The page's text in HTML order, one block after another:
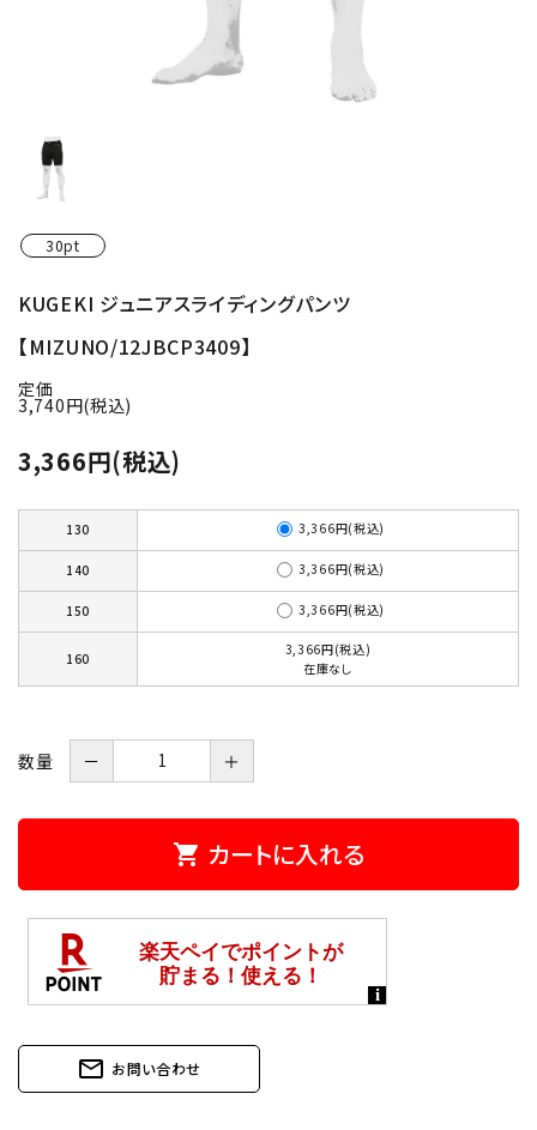
30pt
KUGEKI ジュニアスライディングパンツ
【MIZUNO/12JBCP3409】
定価
3,740円(税込)
3,366円(税込)
130 3,366円(税込)
140 3,366円(税込)
150 3,366円(税込)
160
3,366円(税込)
在庫なし
数量 － ＋
shopping_cart カートに入れる
mail_outline お問い合わせ